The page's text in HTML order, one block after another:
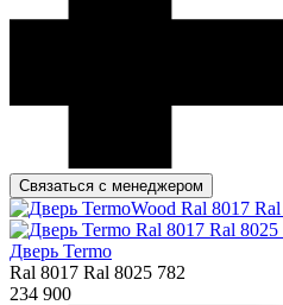
Связаться с менеджером
Дверь Termo
Ral 8017 Ral 8025 782
234 900